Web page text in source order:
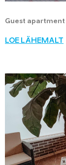
Guest apartment
LOE LÄHEMALT